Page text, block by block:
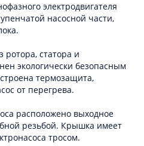
электродвигателя
насосной части,
ротора, статора и
экологически безопасным
термозащита,
от перегрева.
расположено выходное
резьбой. Крышка имеет
тросом.